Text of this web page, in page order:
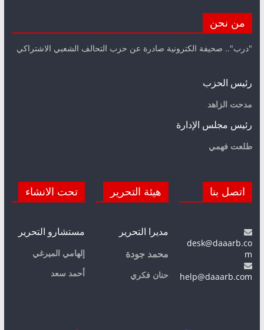
من نحن
"درب".. صحيفة الكترونية صادرة عن حزب التحالف الشعبي الاشتراكي
رئيس الحزب
مدحت الزاهد
رئيس مجلس الإدارة
طلعت فهمي
اتصل بنا
desk@daaarb.co
m
help@daaarb.com
هيئة التحرير
مديرا التحرير
محمد جودة
حنان فكري
تحت الانشاء
مستشارو التحرير
إلهامي الميرغي
أحمد سعد